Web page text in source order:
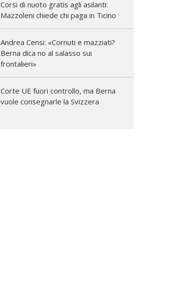
Corsi di nuoto gratis agli asilanti:
Mazzoleni chiede chi paga in Ticino
Andrea Censi: «Cornuti e mazziati?
Berna dica no al salasso sui
frontalieri»
Corte UE fuori controllo, ma Berna
vuole consegnarle la Svizzera